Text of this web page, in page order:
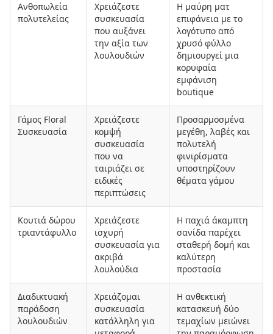
Ανθοπωλεία
πολυτελείας
Χρειάζεστε
συσκευασία
που αυξάνει
την αξία των
λουλουδιών
Η μαύρη ματ
επιφάνεια με το
λογότυπο από
χρυσό φύλλο
δημιουργεί μια
κορυφαία
εμφάνιση
boutique
Γάμος Floral
Συσκευασία
Χρειάζεστε
κομψή
συσκευασία
που να
ταιριάζει σε
ειδικές
περιπτώσεις
Προσαρμοσμένα
μεγέθη, λαβές και
πολυτελή
φινιρίσματα
υποστηρίζουν
θέματα γάμου
Κουτιά δώρου
τριαντάφυλλο
Χρειάζεστε
ισχυρή
συσκευασία για
ακριβά
λουλούδια
Η παχιά άκαμπτη
σανίδα παρέχει
σταθερή δομή και
καλύτερη
προστασία
Διαδικτυακή
παράδοση
λουλουδιών
Χρειάζομαι
συσκευασία
κατάλληλη για
Η ανθεκτική
κατασκευή δύο
τεμαχίων μειώνει